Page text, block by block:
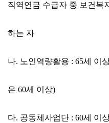
직역연금 수급자 중 보건복
하는 자
나. 노인역량활용 : 65세 이
은 60세 이상)
다. 공동체사업단 : 60세 이